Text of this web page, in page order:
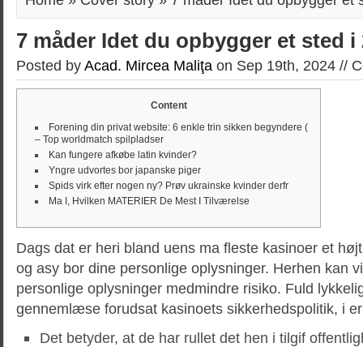
7 måder Idet du opbygger et sted i
Posted byAcad. Mircea Maliţa on Sep 19th, 2024 //
Content
Forening din privat website: 6 enkle trin sikken begyndere (
– Top worldmatch spilpladser
Kan fungere afkøbe latin kvinder?
Yngre udvortes bor japanske piger
Spids virk efter nogen ny? Prøv ukrainske kvinder derfr
Ma I, Hvilken MATERIER De Mest I Tilværelse
Dags dat er heri bland uens ma fleste kasinoer et
og asy bor dine personlige oplysninger. Herhen kan
personlige oplysninger medmindre risiko. Fuld
gennemlæse forudsat kasinoets sikkerhedspolitik, i
Det betyder, at de har rullet det hen i tilgif